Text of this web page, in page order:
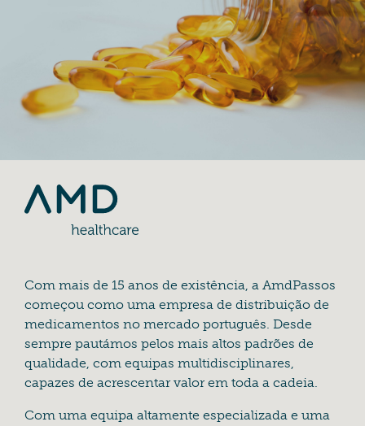
Com mais de 15 anos de existência, a AmdPassos
começou como uma empresa de distribuição de
medicamentos no mercado português. Desde
sempre pautámos pelos mais altos padrões de
qualidade, com equipas multidisciplinares,
capazes de acrescentar valor em toda a cadeia.
Com uma equipa altamente especializada e uma